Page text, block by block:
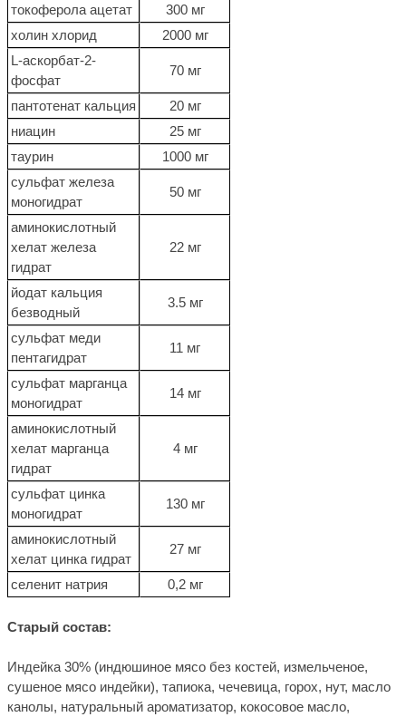
токоферола ацетат
300 мг
холин хлорид
2000 мг
L-аскорбат-2-
фосфат
70 мг
пантотенат кальция
20 мг
ниацин
25 мг
таурин
1000 мг
сульфат железа
моногидрат
50 мг
аминокислотный
хелат железа
гидрат
22 мг
йодат кальция
безводный
3.5 мг
сульфат меди
пентагидрат
11 мг
сульфат марганца
моногидрат
14 мг
аминокислотный
хелат марганца
гидрат
4 мг
сульфат цинка
моногидрат
130 мг
аминокислотный
хелат цинка гидрат
27 мг
селенит натрия 0,2 мг
Старый состав:
Индейка 30% (индюшиное мясо без костей, измельченое,
сушеное мясо индейки), тапиока, чечевица, горох, нут, масло
канолы, натуральный ароматизатор, кокосовое масло,